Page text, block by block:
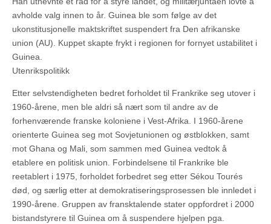
avholde valg innen to år. Guinea ble som følge av det
ukonstitusjonelle maktskriftet suspendert fra Den afrikanske
union (AU). Kuppet skapte frykt i regionen for fornyet ustabilitet i
Guinea.
Utenrikspolitikk
Etter selvstendigheten bedret forholdet til Frankrike seg utover i
1960-årene, men ble aldri så nært som til andre av de
forhenværende franske koloniene i Vest-Afrika. I 1960-årene
orienterte Guinea seg mot Sovjetunionen og østblokken, samt
mot Ghana og Mali, som sammen med Guinea vedtok å
etablere en politisk union. Forbindelsene til Frankrike ble
reetablert i 1975, forholdet forbedret seg etter Sékou Tourés
død, og særlig etter at demokratiseringsprosessen ble innledet i
1990-årene. Gruppen av fransktalende stater oppfordret i 2000
bistandstyrere til Guinea om å suspendere hjelpen pga.